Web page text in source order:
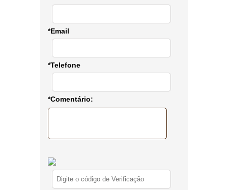
*Email
*Telefone
*Comentário: